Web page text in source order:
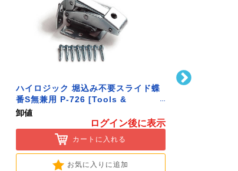
ハイロジック 堀込み不要スライド蝶
番S無兼用 P-726 [Tools &
Hardware]
卸値
ログイン後に表示
カートに入れる
お気に入りに追加